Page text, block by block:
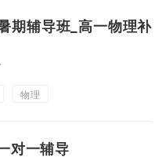
期辅导班_高一物理补
物理
对一辅导